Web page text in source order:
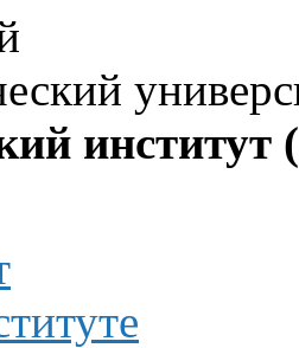
институт